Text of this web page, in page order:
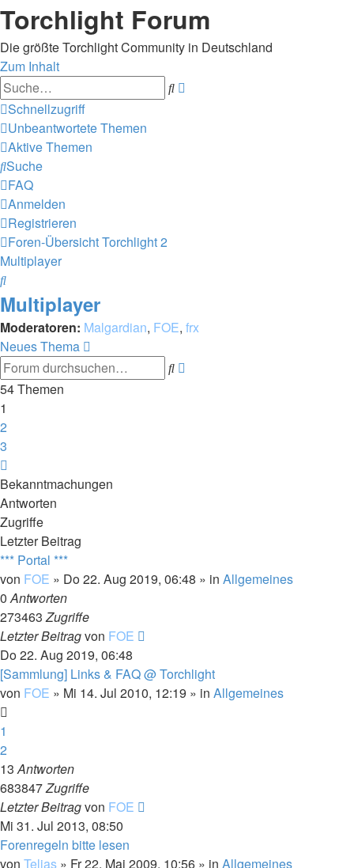
Torchlight Forum
Die größte Torchlight Community in Deutschland
Zum Inhalt
Suche
Schnellzugriff
Unbeantwortete Themen
Aktive Themen
Suche
FAQ
Anmelden
Registrieren
Foren-ÜbersichtTorchlight 2
Multiplayer
Suche
Multiplayer
Moderatoren: Malgardian, FOE, frx
Neues Thema
Suche
54 Themen
1
2
3
Bekanntmachungen
Antworten
Zugriffe
Letzter Beitrag
*** Portal ***
von FOE » Do 22. Aug 2019, 06:48 » in Allgemeines
0Antworten
273463Zugriffe
Letzter Beitragvon FOE
Do 22. Aug 2019, 06:48
[Sammlung] Links & FAQ @ Torchlight
von FOE » Mi 14. Jul 2010, 12:19 » in Allgemeines
1
2
13Antworten
683847Zugriffe
Letzter Beitragvon FOE
Mi 31. Jul 2013, 08:50
Forenregeln bitte lesen
von Telias » Fr 22. Mai 2009, 10:56 » in Allgemeines